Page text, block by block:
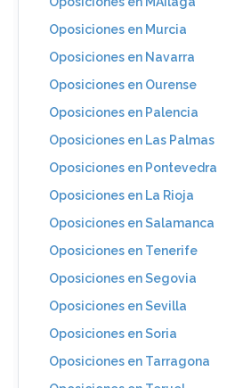
Oposiciones en Murcia
Oposiciones en Navarra
Oposiciones en Ourense
Oposiciones en Palencia
Oposiciones en Las Palmas
Oposiciones en Pontevedra
Oposiciones en La Rioja
Oposiciones en Salamanca
Oposiciones en Tenerife
Oposiciones en Segovia
Oposiciones en Sevilla
Oposiciones en Soria
Oposiciones en Tarragona